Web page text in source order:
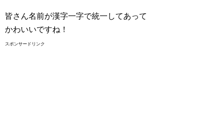
皆さん名前が漢字一字で統一してあって
かわいいですね！
スポンサードリンク